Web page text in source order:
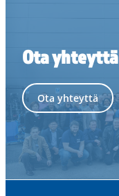
Ota yhteyttä
Ota yhteyttä